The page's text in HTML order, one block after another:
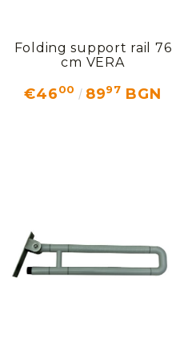
Folding support rail 76
cm VERA
€4600 8997 BGN